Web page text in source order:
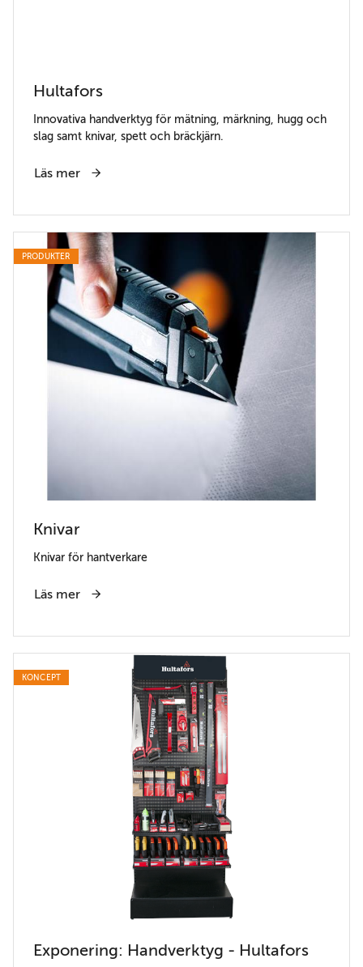
Hultafors
Innovativa handverktyg för mätning, märkning, hugg och
slag samt knivar, spett och bräckjärn.
Läs mer
PRODUKTER
Knivar
Knivar för hantverkare
Läs mer
KONCEPT
Exponering: Handverktyg - Hultafors